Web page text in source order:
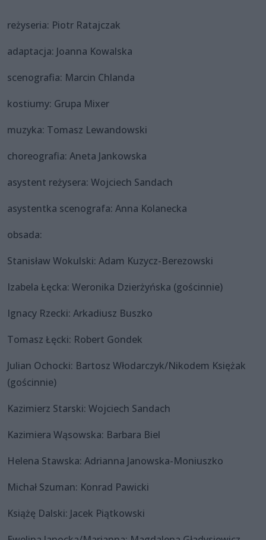
reżyseria: Piotr Ratajczak
adaptacja: Joanna Kowalska
scenografia: Marcin Chlanda
kostiumy: Grupa Mixer
muzyka: Tomasz Lewandowski
choreografia: Aneta Jankowska
asystent reżysera: Wojciech Sandach
asystentka scenografa: Anna Kolanecka
obsada:
Stanisław Wokulski: Adam Kuzycz-Berezowski
Izabela Łęcka: Weronika Dzierżyńska (gościnnie)
Ignacy Rzecki: Arkadiusz Buszko
Tomasz Łęcki: Robert Gondek
Julian Ochocki: Bartosz Włodarczyk/Nikodem Księżak
(gościnnie)
Kazimierz Starski: Wojciech Sandach
Kazimiera Wąsowska: Barbara Biel
Helena Stawska: Adrianna Janowska-Moniuszko
Michał Szuman: Konrad Pawicki
Książę Dalski: Jacek Piątkowski